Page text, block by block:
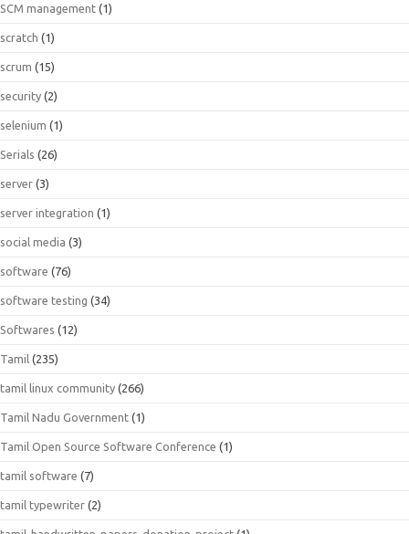
SCM management (1)
scratch (1)
scrum (15)
security (2)
selenium (1)
Serials (26)
server (3)
server integration (1)
social media (3)
software (76)
software testing (34)
Softwares (12)
Tamil (235)
tamil linux community (266)
Tamil Nadu Government (1)
Tamil Open Source Software Conference (1)
tamil software (7)
tamil typewriter (2)